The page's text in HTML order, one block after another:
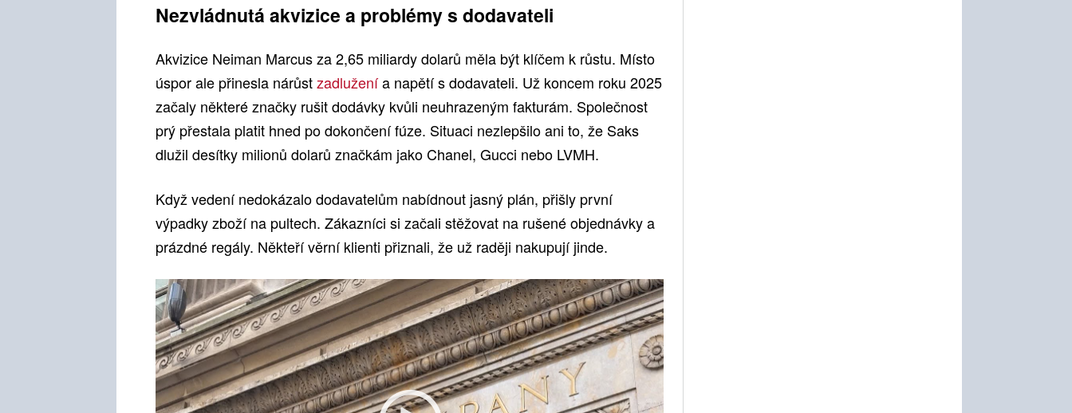
Nezvládnutá akvizice a problémy s dodavateli
Akvizice Neiman Marcus za 2,65 miliardy dolarů měla být klíčem k růstu. Místo
úspor ale přinesla nárůstzadluženía napětí s dodavateli. Už koncem roku 2025
začaly některé značky rušit dodávky kvůli neuhrazeným fakturám. Společnost
prý přestala platit hned po dokončení fúze. Situaci nezlepšilo ani to, že Saks
dlužil desítky milionů dolarů značkám jako Chanel, Gucci nebo LVMH.
Když vedení nedokázalo dodavatelům nabídnout jasný plán, přišly první
výpadky zboží na pultech. Zákazníci si začali stěžovat na rušené objednávky a
prázdné regály. Někteří věrní klienti přiznali, že už raději nakupují jinde.